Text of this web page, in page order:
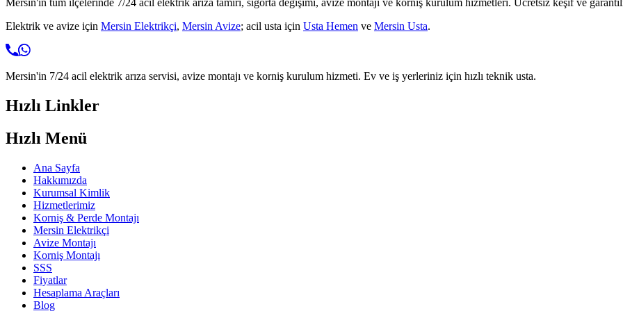
Mersin'in tüm ilçelerinde 7/24 acil elektrik arıza tamiri, sigorta değişimi, avize montajı ve korniş kurulum hizmetleri. Ücretsiz keşif ve
Elektrik ve avize için Mersin Elektrikçi, Mersin Avize; acil usta için Usta Hemen ve Mersin Usta.
Mersin'in 7/24 acil elektrik arıza servisi, avize montajı ve korniş kurulum hizmeti. Ev ve iş yerleriniz için hızlı teknik usta.
Hızlı Linkler
Hızlı Menü
Ana Sayfa
Hakkımızda
Kurumsal Kimlik
Hizmetlerimiz
Korniş & Perde Montajı
Mersin Elektrikçi
Avize Montajı
Korniş Montajı
SSS
Fiyatlar
Hesaplama Araçları
Blog